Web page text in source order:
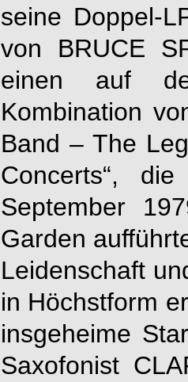
seine Doppel-
von BRUCE
einen auf
Kombination
Band – The
Concerts“,
September
Garden
Leidenschaft
in Höchstform
insgeheime
Saxofonist